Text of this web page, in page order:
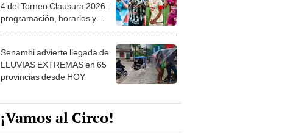
4 del Torneo Clausura 2026:
programación, horarios y
Senamhi advierte llegada de
LLUVIAS EXTREMAS en 65
provincias desde HOY
¡Vamos al Circo!